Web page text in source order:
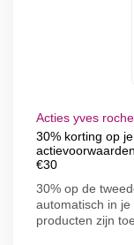
Acties yves
30% korting op
€30
30% op de
automatisch in
producten zijn